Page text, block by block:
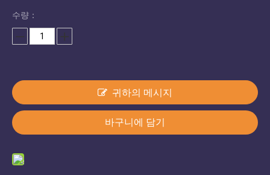
수량：
귀하의 메시지
바구니에 담기